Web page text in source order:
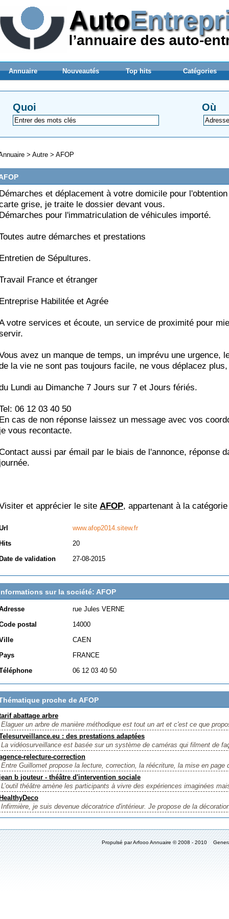
Annuaire Nouveautés Top hits Catégories
Quoi Où
> Autre > AFOP
et déplacement à votre domicile pour
grise, je traite le dossier devant vous.
pour l'immatriculation de véhicules importé.
autre démarches et prestations
de Sépultures.
France et étranger
Habilitée et Agrée
votre services et écoute, un service de proximité pour
avez un manque de temps, un imprévu une urgence,
la vie ne sont pas toujours facile, ne vous déplacez plus,
Lundi au Dimanche 7 Jours sur 7 et Jours fériés.
06 12 03 40 50
cas de non réponse laissez un message avec vos
vous recontacte.
aussi par émail par le biais de l'annonce, réponse
et apprécier le site AFOP, appartenant à la catégorie
www.afop2014.sitew.fr
20
de validation
27-08-2015
sur la société: AFOP
rue Jules VERNE
postal
14000
CAEN
FRANCE
06 12 03 40 50
proche de AFOP
abattage arbre
Elaguer un arbre de manière méthodique est tout un art et c'est ce que
: des prestations adaptées
La vidéosurveillance est basée sur un système de caméras qui filment de
relecture-correction
Entre Guillomet propose la lecture, correction, la réécriture, la mise en page
b jouteur - théâtre d'intervention sociale
L’outil théâtre amène les participants à vivre des expériences imaginées
Infirmière, je suis devenue décoratrice d'intérieur. Je propose de la
Propulsé par Arfooo Annuaire © 2008 - 2010